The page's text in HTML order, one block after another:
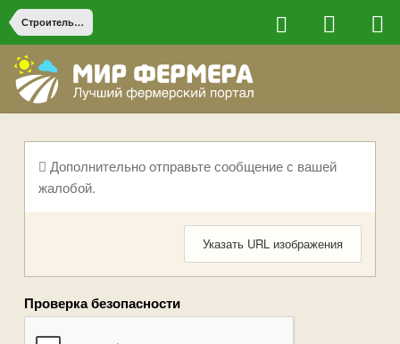
Строительство на ферме
Дополнительно отправьте сообщение с вашей
жалобой.
Указать URL изображения
Проверка безопасности